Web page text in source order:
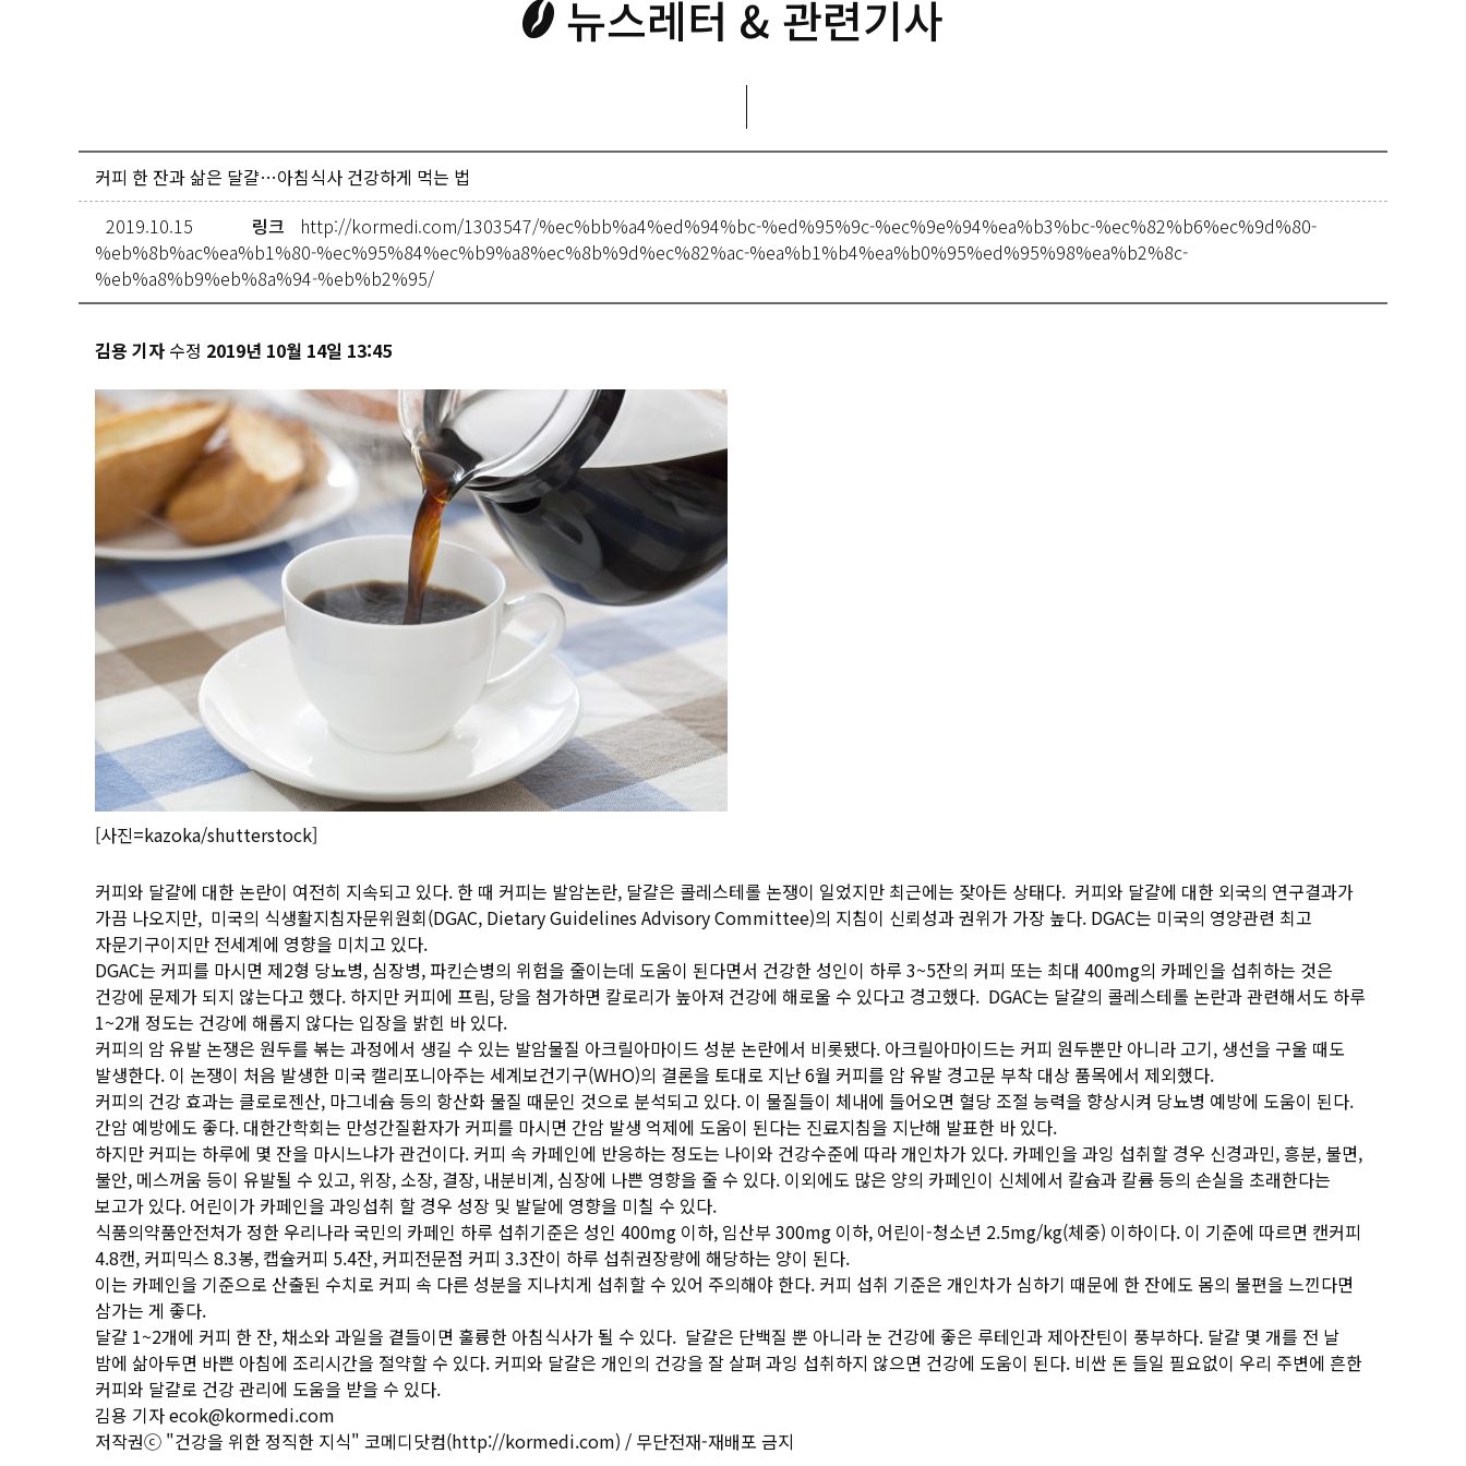
뉴스레터 & 관련기사
커피 한 잔과 삶은 달걀…아침식사 건강하게 먹는 법
2019.10.15
링크
http://kormedi.com/1303547/%ec%bb%a4%ed%94%bc-%ed%95%9c-%ec%9e%94%ea%b3%bc-%ec%82%b6%ec%9d%80-
%eb%8b%ac%ea%b1%80-%ec%95%84%ec%b9%a8%ec%8b%9d%ec%82%ac-%ea%b1%b4%ea%b0%95%ed%95%98%ea%b2%8c-
%eb%a8%b9%eb%8a%94-%eb%b2%95/
김용 기자 수정 2019년 10월 14일 13:45
[사진=kazoka/shutterstock]
커피와 달걀에 대한 논란이 여전히 지속되고 있다. 한 때 커피는 발암논란, 달걀은 콜레스테롤 논쟁이 일었지만 최근에는 잦아든 상태다. 커피와 달걀에 대한 외국의 연구결과가
가끔 나오지만, 미국의 식생활지침자문위원회(DGAC, Dietary Guidelines Advisory Committee)의 지침이 신뢰성과 권위가 가장 높다. DGAC는 미국의 영양관련 최고
자문기구이지만 전세계에 영향을 미치고 있다.
DGAC는 커피를 마시면 제2형 당뇨병, 심장병, 파킨슨병의 위험을 줄이는데 도움이 된다면서 건강한 성인이 하루 3~5잔의 커피 또는 최대 400mg의 카페인을 섭취하는 것은
건강에 문제가 되지 않는다고 했다. 하지만 커피에 프림, 당을 첨가하면 칼로리가 높아져 건강에 해로울 수 있다고 경고했다. DGAC는 달걀의 콜레스테롤 논란과 관련해서도 하루
1~2개 정도는 건강에 해롭지 않다는 입장을 밝힌 바 있다.
커피의 암 유발 논쟁은 원두를 볶는 과정에서 생길 수 있는 발암물질 아크릴아마이드 성분 논란에서 비롯됐다. 아크릴아마이드는 커피 원두뿐만 아니라 고기, 생선을 구울 때도
발생한다. 이 논쟁이 처음 발생한 미국 캘리포니아주는 세계보건기구(WHO)의 결론을 토대로 지난 6월 커피를 암 유발 경고문 부착 대상 품목에서 제외했다.
커피의 건강 효과는 클로로젠산, 마그네슘 등의 항산화 물질 때문인 것으로 분석되고 있다. 이 물질들이 체내에 들어오면 혈당 조절 능력을 향상시켜 당뇨병 예방에 도움이 된다.
간암 예방에도 좋다. 대한간학회는 만성간질환자가 커피를 마시면 간암 발생 억제에 도움이 된다는 진료지침을 지난해 발표한 바 있다.
하지만 커피는 하루에 몇 잔을 마시느냐가 관건이다. 커피 속 카페인에 반응하는 정도는 나이와 건강수준에 따라 개인차가 있다. 카페인을 과잉 섭취할 경우 신경과민, 흥분, 불면,
불안, 메스꺼움 등이 유발될 수 있고, 위장, 소장, 결장, 내분비계, 심장에 나쁜 영향을 줄 수 있다. 이외에도 많은 양의 카페인이 신체에서 칼슘과 칼륨 등의 손실을 초래한다는
보고가 있다. 어린이가 카페인을 과잉섭취 할 경우 성장 및 발달에 영향을 미칠 수 있다.
식품의약품안전처가 정한 우리나라 국민의 카페인 하루 섭취기준은 성인 400mg 이하, 임산부 300mg 이하, 어린이-청소년 2.5mg/kg(체중) 이하이다. 이 기준에 따르면 캔커피
4.8캔, 커피믹스 8.3봉, 캡슐커피 5.4잔, 커피전문점 커피 3.3잔이 하루 섭취권장량에 해당하는 양이 된다.
이는 카페인을 기준으로 산출된 수치로 커피 속 다른 성분을 지나치게 섭취할 수 있어 주의해야 한다. 커피 섭취 기준은 개인차가 심하기 때문에 한 잔에도 몸의 불편을 느낀다면
삼가는 게 좋다.
달걀 1~2개에 커피 한 잔, 채소와 과일을 곁들이면 훌륭한 아침식사가 될 수 있다. 달걀은 단백질 뿐 아니라 눈 건강에 좋은 루테인과 제아잔틴이 풍부하다. 달걀 몇 개를 전 날
밤에 삶아두면 바쁜 아침에 조리시간을 절약할 수 있다. 커피와 달걀은 개인의 건강을 잘 살펴 과잉 섭취하지 않으면 건강에 도움이 된다. 비싼 돈 들일 필요없이 우리 주변에 흔한
커피와 달걀로 건강 관리에 도움을 받을 수 있다.
김용 기자 ecok@kormedi.com
저작권ⓒ "건강을 위한 정직한 지식" 코메디닷컴(http://kormedi.com) / 무단전재-재배포 금지